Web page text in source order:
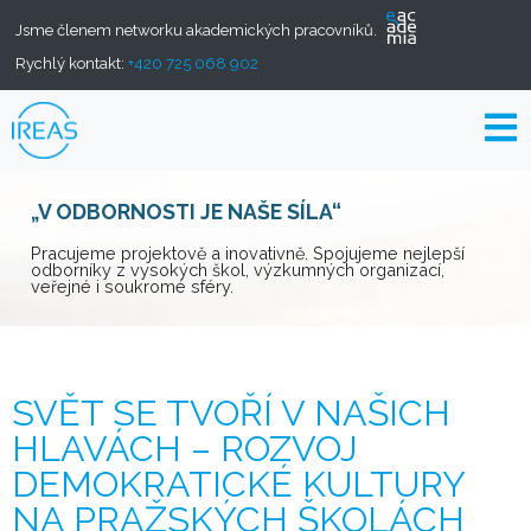
Jsme členem networku akademických pracovníků.
Rychlý kontakt: +420 725 068 902
„V ODBORNOSTI JE NAŠE SÍLA“
Pracujeme projektově a inovativně. Spojujeme nejlepší
odborníky z vysokých škol, výzkumných organizací,
veřejné i soukromé sféry.
SVĚT SE TVOŘÍ V NAŠICH
HLAVÁCH – ROZVOJ
DEMOKRATICKÉ KULTURY
NA PRAŽSKÝCH ŠKOLÁCH